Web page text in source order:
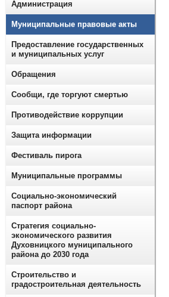
Администрация
Муниципальные правовые акты
Предоставление государственных
и муниципальных услуг
Обращения
Сообщи, где торгуют смертью
Противодействие коррупции
Защита информации
Фестиваль пирога
Муниципальные программы
Социально-экономический
паспорт района
Стратегия социально-
экономического развития
Духовницкого муниципального
района до 2030 года
Строительство и
градостроительная деятельность